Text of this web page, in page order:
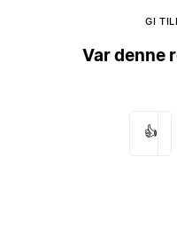
GI
Var denne
👍